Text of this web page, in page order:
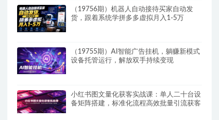
（19756期）机器人自动接待买家自动发
货，跟着系统学拼多多虚拟月入1-5万
（19755期）AI智能广告挂机，躺赚新模式
设备托管运行，解放双手持续变现
小红书图文量化获客实战课：单人二十台设
备矩阵搭建，标准化流程高效批量引流获客